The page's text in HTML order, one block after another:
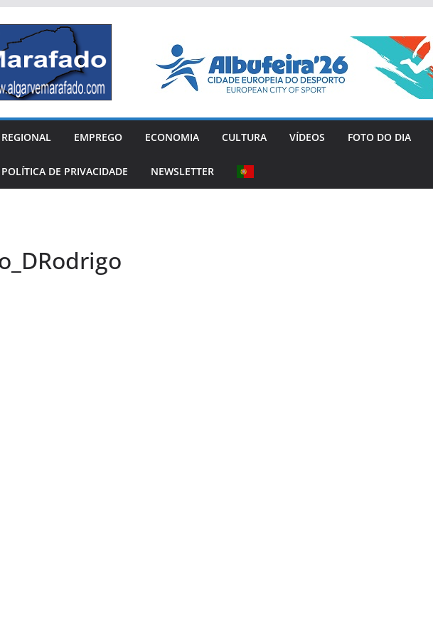
REGIONAL EMPREGO ECONOMIA CULTURA VÍDEOS FOTO DO DIA
POLÍTICA DE PRIVACIDADE NEWSLETTER